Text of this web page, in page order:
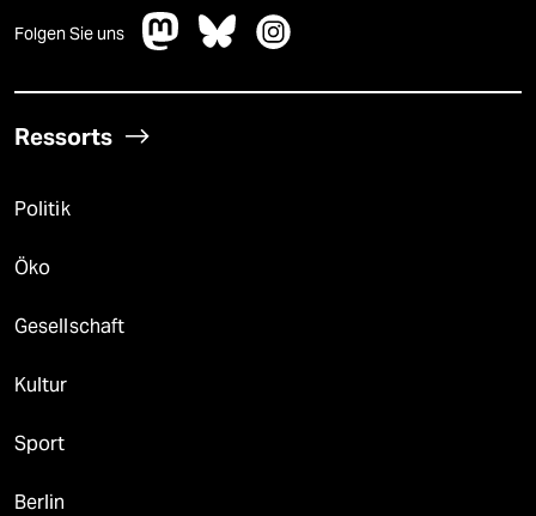
Folgen Sie uns
Ressorts
Politik
Öko
Gesellschaft
Kultur
Sport
Berlin